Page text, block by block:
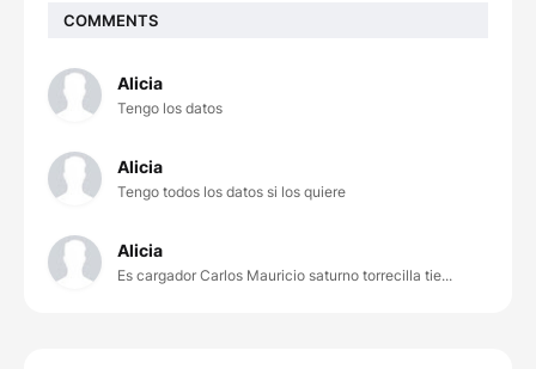
COMMENTS
Alicia
Tengo los datos
Alicia
Tengo todos los datos si los quiere
Alicia
Es cargador Carlos Mauricio saturno torrecilla tie...